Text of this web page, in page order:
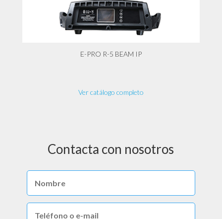
E-PRO R-5 BEAM IP
Ver catálogo completo
Contacta con nosotros